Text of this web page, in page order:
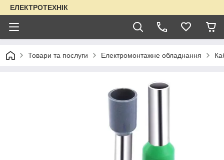
ЕЛЕКТРОТЕХНІК
Товари та послуги Електромонтажне обладнання